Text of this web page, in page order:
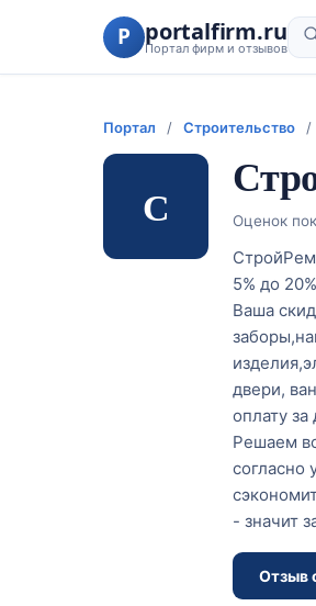
P portalfirm.ru
Портал фирм и отзывов
Портал / Строительство /
С Оценок
5% до
Ваша
двери,
оплату
Решаем
согласно
- значит
Отзыв